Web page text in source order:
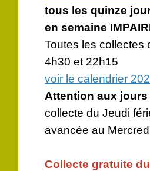
tous les quinze
en semaine
Toutes les collectes
4h30 et 22h15
voir le calendrier
Attention aux jours
collecte du Jeudi
avancée au
Collecte gratuite